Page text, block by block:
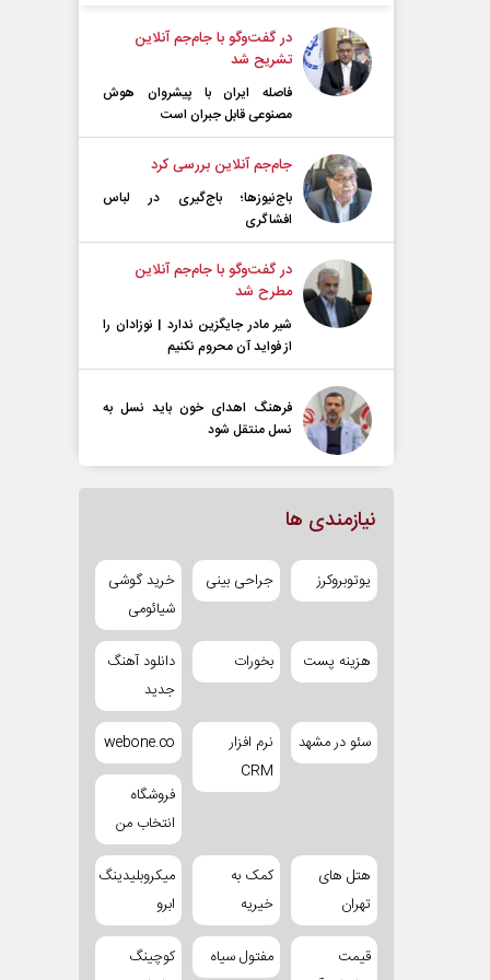
در گفت‌و‌گو با جام‌جم آنلاین
تشریح شد
فاصله ایران با پیشرو‌ان هوش
مصنوعی قابل جبران است
جام‌جم آنلاین بررسی کرد
باج‌نیوزها؛ باج‌گیری در لباس
افشاگری
در گفت‌و‌گو با جام‌جم آنلاین
مطرح شد
شیر مادر جایگزین ندارد | نوزادان را
از فواید آن محروم نکنیم
فرهنگ اهدای خون باید نسل به
نسل منتقل شود
نیازمندی ها
یوتوبروکرز جراحی بینی
خرید گوشی
شیائومی
هزینه پست بخورات
دانلود آهنگ
جدید
سئو در مشهد
نرم افزار
CRM
webone.co
فروشگاه
انتخاب من
هتل های
تهران
کمک به
خیریه
میکروبلیدینگ
ابرو
قیمت
مفتول سیاه
کوچینگ